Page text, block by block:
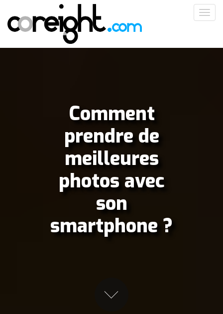
contenu
principal
Comment
prendre de
meilleures
photos avec
son
smartphone ?